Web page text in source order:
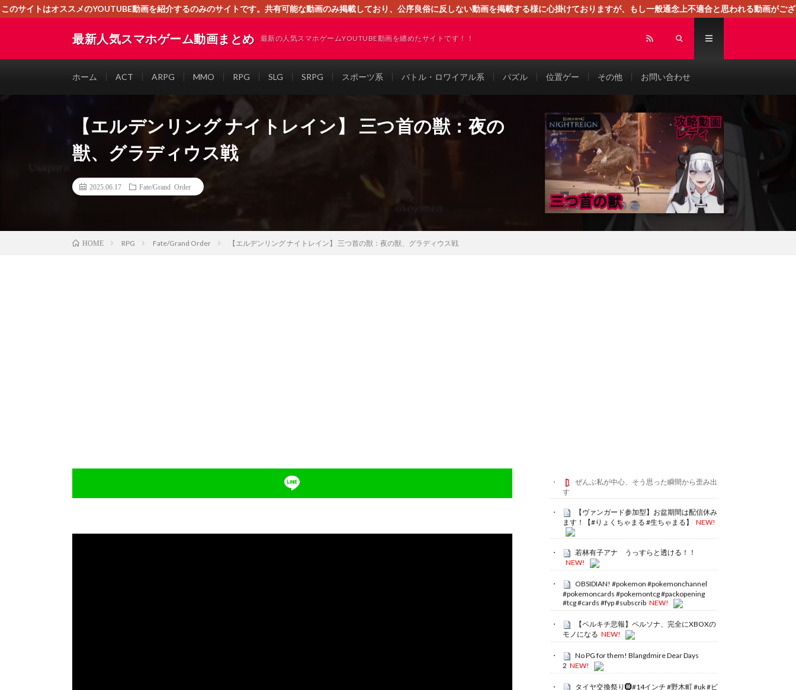
このサイトはオススメのYOUTUBE動画を紹介するのみのサイトです。共有可能な動画のみ掲載しており、公序良俗に反しない動画を掲載する様に心掛けておりますが、もし一般通念上不適合と思われる動画がござ
最新人気スマホゲーム動画まとめ 最新の人気スマホゲームYOUTUBE動画を纏めたサイトです！！
ホーム ACT ARPG MMO RPG SLG SRPG スポーツ系 バトル・ロワイアル系 パズル 位置ゲー その他 お問い合わせ
【エルデンリング ナイトレイン】 三つ首の獣：夜の
獣、グラディウス戦
2025.06.17 Fate/Grand Order
HOME RPG Fate/Grand Order 【エルデンリング ナイトレイン】 三つ首の獣：夜の獣、グラディウス戦
ぜんぶ私が中心、そう思った瞬間から歪み出
す
【ヴァンガード参加型】お盆期間は配信休み
ます！【#りょくちゃまる #生ちゃまる】
NEW!
若林有子アナ うっすらと透ける！！
NEW!
OBSIDIAN! #pokemon #pokemonchannel
#pokemoncards #pokemontcg #packopening
#tcg #cards #fyp #subscrib NEW!
【ペルキチ悲報】ペルソナ、完全にXBOXの
モノになる NEW!
No PG for them! Blangdmire Dear Days
2 NEW!
タイヤ交換祭り🛞#14インチ #野木町 #uk #ビ